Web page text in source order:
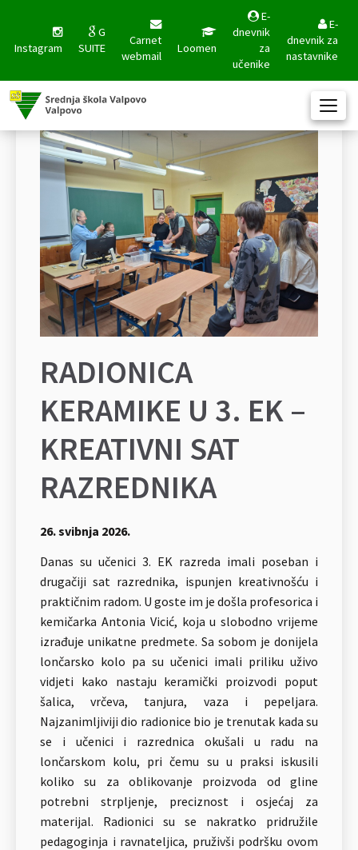
Instagram
G
SUITE
Carnet
webmail
Loomen
E-
dnevnik
za
učenike
E-
dnevnik za
nastavnike
RADIONICA
KERAMIKE U 3. EK –
KREATIVNI SAT
RAZREDNIKA
26. svibnja 2026.
Danas su učenici 3. EK razreda imali poseban i
drugačiji sat razrednika, ispunjen kreativnošću i
praktičnim radom. U goste im je došla profesorica i
kemičarka Antonia Vicić, koja u slobodno vrijeme
izrađuje unikatne predmete. Sa sobom je donijela
lončarsko kolo pa su učenici imali priliku uživo
vidjeti kako nastaju keramički proizvodi poput
šalica, vrčeva, tanjura, vaza i pepeljara.
Najzanimljiviji dio radionice bio je trenutak kada su
se i učenici i razrednica okušali u radu na
lončarskom kolu, pri čemu su u praksi iskusili
koliko su za oblikovanje proizvoda od gline
potrebni strpljenje, preciznost i osjećaj za
materijal. Radionici su se nakratko pridružile
pedagoginja i ravnateljica, pruživši podršku ovom